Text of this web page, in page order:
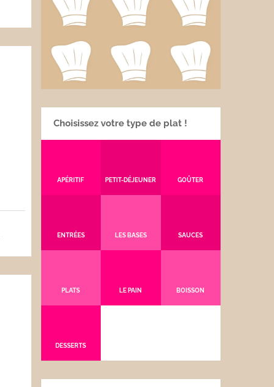
Choisissez votre type de plat !
APÉRITIF PETIT-DÉJEUNER GOÛTER
ENTRÉES LES BASES SAUCES
PLATS LE PAIN BOISSON
DESSERTS